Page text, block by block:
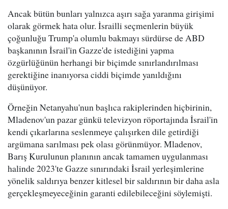
Ancak bütün bunları yalnızca aşırı sağa yaranma girişimi
olarak görmek hata olur. İsrailli seçmenlerin büyük
çoğunluğu Trump'a olumlu bakmayı sürdürse de ABD
başkanının İsrail'in Gazze'de istediğini yapma
özgürlüğünün herhangi bir biçimde sınırlandırılması
gerektiğine inanıyorsa ciddi biçimde yanıldığını
düşünüyor.
Örneğin Netanyahu'nun başlıca rakiplerinden hiçbirinin,
Mladenov'un pazar günkü televizyon röportajında İsrail'in
kendi çıkarlarına seslenmeye çalışırken dile getirdiği
argümana sarılması pek olası görünmüyor. Mladenov,
Barış Kurulunun planının ancak tamamen uygulanması
halinde 2023'te Gazze sınırındaki İsrail yerleşimlerine
yönelik saldırıya benzer kitlesel bir saldırının bir daha asla
gerçekleşmeyeceğinin garanti edilebileceğini söylemişti.